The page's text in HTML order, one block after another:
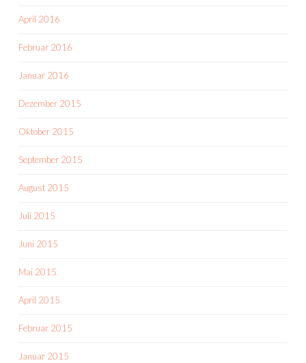
April 2016
Februar 2016
Januar 2016
Dezember 2015
Oktober 2015
September 2015
August 2015
Juli 2015
Juni 2015
Mai 2015
April 2015
Februar 2015
Januar 2015